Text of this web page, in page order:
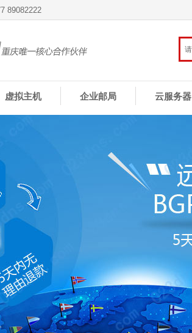
89082222
虚拟主机 企业邮局 云服务器